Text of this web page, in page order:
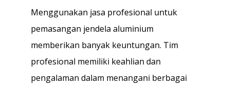
Menggunakan jasa profesional untuk
pemasangan jendela aluminium
memberikan banyak keuntungan. Tim
profesional memiliki keahlian dan
pengalaman dalam menangani berbagai